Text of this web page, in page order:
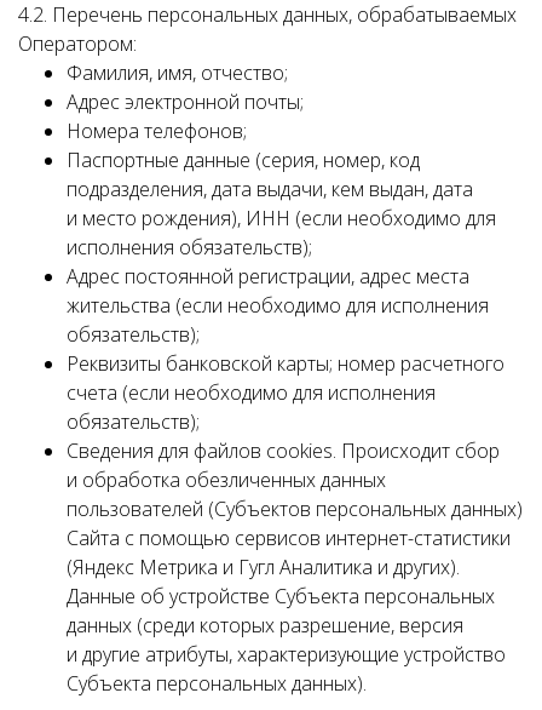
4.2. Перечень персональных данных, обрабатываемых
Оператором:
Фамилия, имя, отчество;
Адрес электронной почты;
Номера телефонов;
Паспортные данные (серия, номер, код
подразделения, дата выдачи, кем выдан, дата
и место рождения), ИНН (если необходимо для
исполнения обязательств);
Адрес постоянной регистрации, адрес места
жительства (если необходимо для исполнения
обязательств);
Реквизиты банковской карты; номер расчетного
счета (если необходимо для исполнения
обязательств);
Сведения для файлов cookies. Происходит сбор
и обработка обезличенных данных
пользователей (Субъектов персональных данных)
Сайта с помощью сервисов интернет-статистики
(Яндекс Метрика и Гугл Аналитика и других).
Данные об устройстве Субъекта персональных
данных (среди которых разрешение, версия
и другие атрибуты, характеризующие устройство
Субъекта персональных данных).